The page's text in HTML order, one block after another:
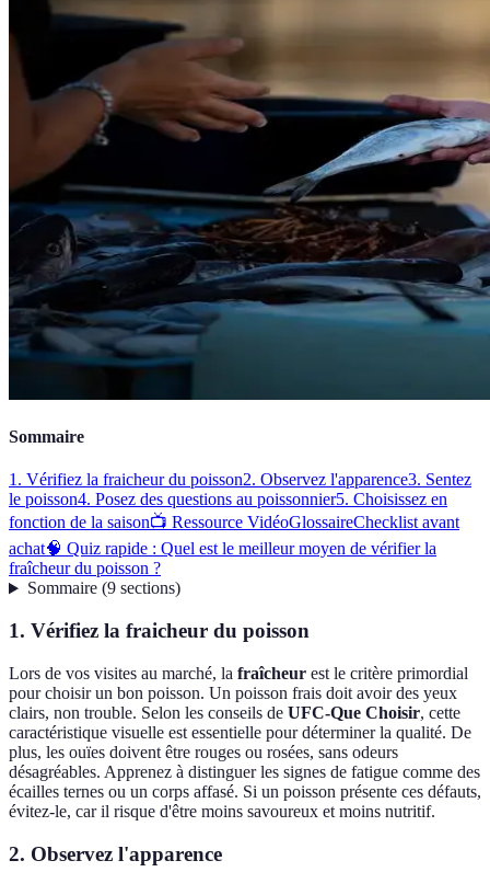
Sommaire
1. Vérifiez la fraicheur du poisson2. Observez l'apparence3. Sentez
le poisson4. Posez des questions au poissonnier5. Choisissez en
fonction de la saison📺 Ressource VidéoGlossaireChecklist avant
achat🧠 Quiz rapide : Quel est le meilleur moyen de vérifier la
fraîcheur du poisson ?
Sommaire(9 sections)
1. Vérifiez la fraicheur du poisson
Lors de vos visites au marché, la fraîcheur est le critère primordial
pour choisir un bon poisson. Un poisson frais doit avoir des yeux
clairs, non trouble. Selon les conseils de UFC-Que Choisir, cette
caractéristique visuelle est essentielle pour déterminer la qualité. De
plus, les ouïes doivent être rouges ou rosées, sans odeurs
désagréables. Apprenez à distinguer les signes de fatigue comme des
écailles ternes ou un corps affasé. Si un poisson présente ces défauts,
évitez-le, car il risque d'être moins savoureux et moins nutritif.
2. Observez l'apparence